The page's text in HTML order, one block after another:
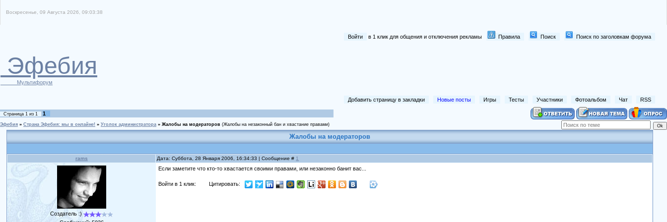
Воскресенье, 09 Августа 2026, 09:03:38
Войти в 1 клик для общения и отключения рекламы Правила Поиск Поиск по заголовкам форума
Эфебия
Мультифорум
Добавить страницу в закладки Новые посты Игры Тесты Участники Фотоальбом Чат RSS
Страница 1 из 1 1
Эфебия » Страна Эфебия: мы в онлайне! » Уголок администратора » Жалобы на модераторов (Жалобы на незаконный бан и хвастание правами)
Жалобы на модераторов
rams Дата: Суббота, 28 Января 2006, 16:34:33 | Сообщение # 1
Создатель :)
Если заметите что кто-то хвастается своими правами, или незаконно банит вас...
Войти в 1 клик: Цитировать: